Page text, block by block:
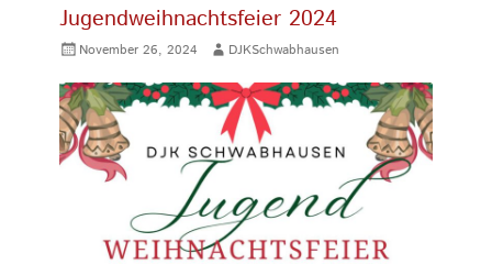
Jugendweihnachtsfeier 2024
Gepostet
November 26, 2024 AutorDJKSchwabhausen